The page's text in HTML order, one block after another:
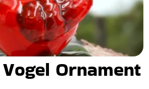
Ornament